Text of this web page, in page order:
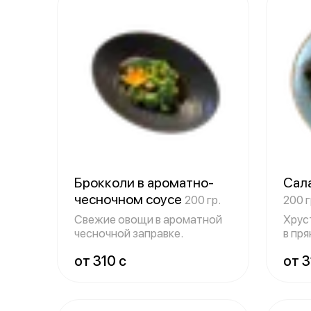
Брокколи в ароматно-
чесночном соусе 200 гр.
Свежие овощи в ароматной
чесночной заправке.
от 310 c
200
в
от